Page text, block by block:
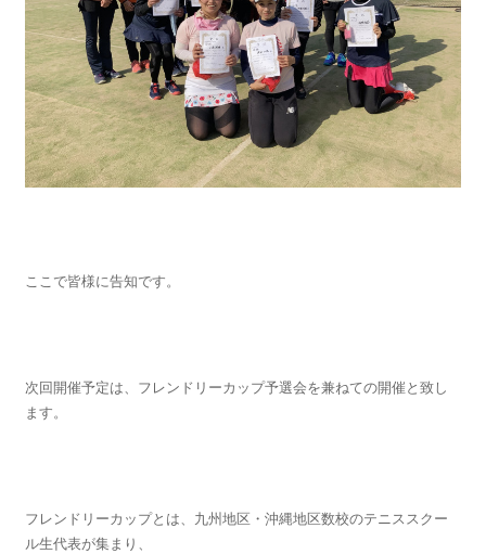
ここで皆様に告知です。
次回開催予定は、フレンドリーカップ予選会を兼ねての開催と致し
ます。
フレンドリーカップとは、九州地区・沖縄地区数校のテニススクー
ル生代表が集まり、